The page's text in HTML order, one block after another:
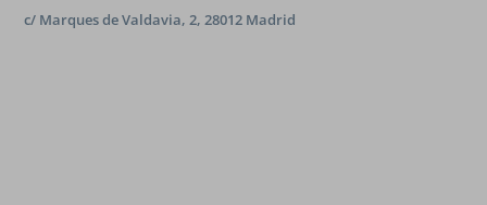
c/ Marques de Valdavia, 2, 28012 Madrid